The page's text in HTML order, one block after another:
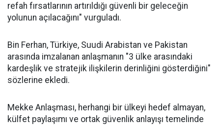
refah fırsatlarının artırıldığı güvenli bir geleceğin
yolunun açılacağını" vurguladı.
Bin Ferhan, Türkiye, Suudi Arabistan ve Pakistan
arasında imzalanan anlaşmanın "3 ülke arasındaki
kardeşlik ve stratejik ilişkilerin derinliğini gösterdiğini"
sözlerine ekledi.
Mekke Anlaşması, herhangi bir ülkeyi hedef almayan,
külfet paylaşımı ve ortak güvenlik anlayışı temelinde